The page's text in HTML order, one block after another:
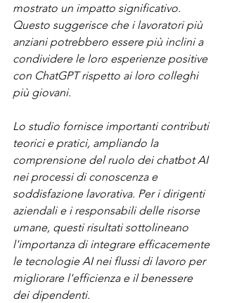
mostrato un impatto significativo.
Questo suggerisce che i lavoratori più
anziani potrebbero essere più inclini a
condividere le loro esperienze positive
con ChatGPT rispetto ai loro colleghi
più giovani.
Lo studio fornisce importanti contributi
teorici e pratici, ampliando la
comprensione del ruolo dei chatbot AI
nei processi di conoscenza e
soddisfazione lavorativa. Per i dirigenti
aziendali e i responsabili delle risorse
umane, questi risultati sottolineano
l'importanza di integrare efficacemente
le tecnologie AI nei flussi di lavoro per
migliorare l'efficienza e il benessere
dei dipendenti.